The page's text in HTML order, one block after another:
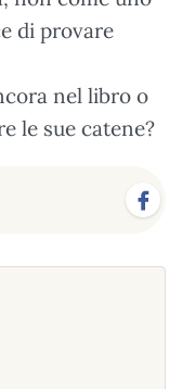
di provare
nel libro o
le sue catene?